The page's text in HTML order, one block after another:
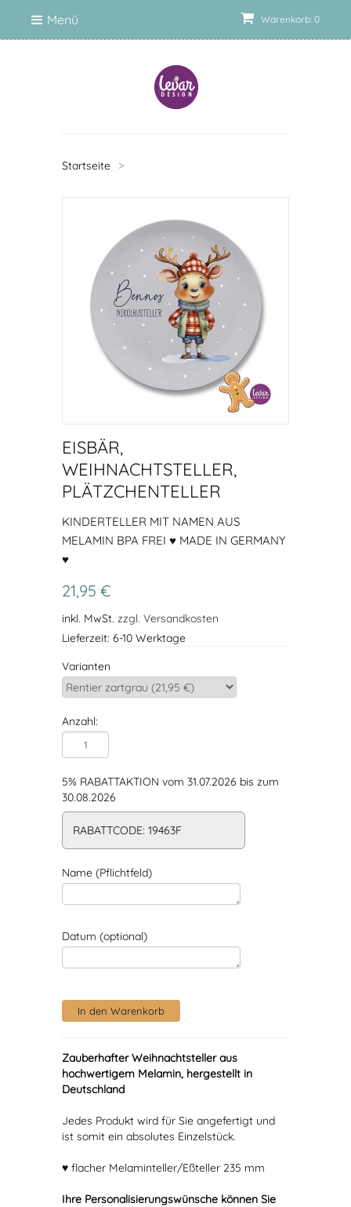
Warenkorb: 0
Menü
Startseite >
EISBÄR,
WEIHNACHTSTELLER,
PLÄTZCHENTELLER
KINDERTELLER MIT NAMEN AUS
MELAMIN BPA FREI ♥ MADE IN GERMANY
♥
21,95 €
inkl. MwSt. zzgl. Versandkosten
Lieferzeit: 6-10 Werktage
Varianten
Anzahl:
5% RABATTAKTION vom 31.07.2026 bis zum
30.08.2026
RABATTCODE: 19463F
Name (Pflichtfeld)
Datum (optional)
Zauberhafter Weihnachtsteller aus
hochwertigem Melamin, hergestellt in
Deutschland
Jedes Produkt wird für Sie angefertigt und
ist somit ein absolutes Einzelstück.
♥ flacher Melaminteller/Eßteller 235 mm
Ihre Personalisierungswünsche können Sie